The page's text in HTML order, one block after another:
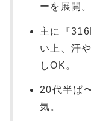
ーを展開。
主に『
い上、汗
しOK。
20代半ば
気。